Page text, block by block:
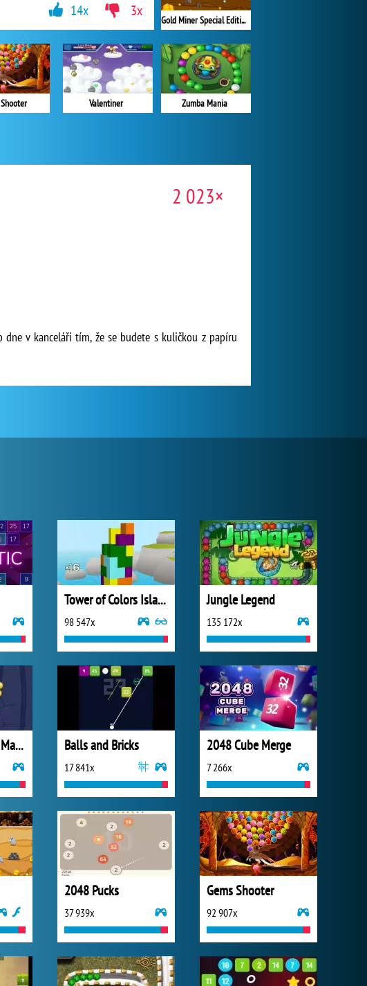
Gold Miner Special Edition
Zumba Mania
Valentiner
14x 3x
2 023×
dne v kanceláři tím, že se budete s kuličkou z papíru
Tower of Colors Island Edition
98 547x
Jungle Legend
135 172x
Totemia: Cursed Marbles Balls and Bricks
17 841x
2048 Cube Merge
7 266x
2048 Pucks
37 939x
Gems Shooter
92 907x